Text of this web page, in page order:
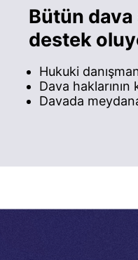
Bütün
destek
Hukuki
Dava haklarının
Davada